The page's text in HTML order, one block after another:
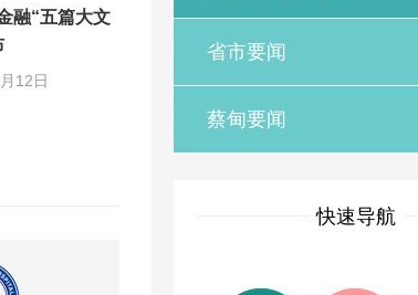
省市要闻
蔡甸要闻
快速导航
融“五篇大文
12日